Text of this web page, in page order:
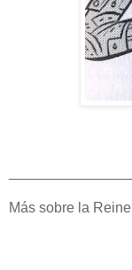
Más sobre la